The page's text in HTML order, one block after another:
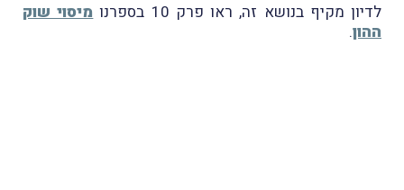
לדיון מקיף בנושא זה, ראו פרק 10 בספרנו
מיסוי שוק
ההון.